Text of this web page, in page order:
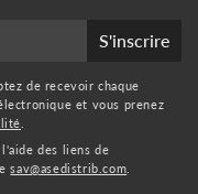
S'inscrire
de recevoir chaque
et vous prenez
des liens de
sav@asedistrib.com